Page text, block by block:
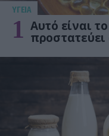
ΥΓΕΙΑ
1 Αυτό είναι